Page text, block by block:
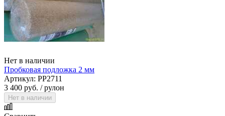
Нет в наличии
Пробковая подложка 2 мм
Артикул: PP2711
3 400 руб. / рулон
Нет в наличии